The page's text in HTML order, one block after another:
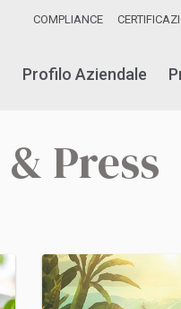
Profilo Aziendale
COMPLIANCE
Press